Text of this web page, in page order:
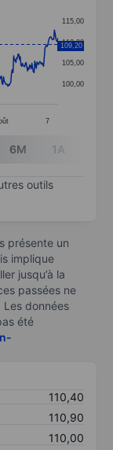
Data ranges
7
100,00
105,00
110,00
115,00
109,20
6M 1A
outils
présente un
implique
jusqu’à la
passées ne
données
été
110,40
110,90
110,00